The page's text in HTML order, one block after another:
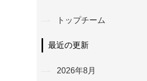
トップチーム
最近の更新
2026年8月